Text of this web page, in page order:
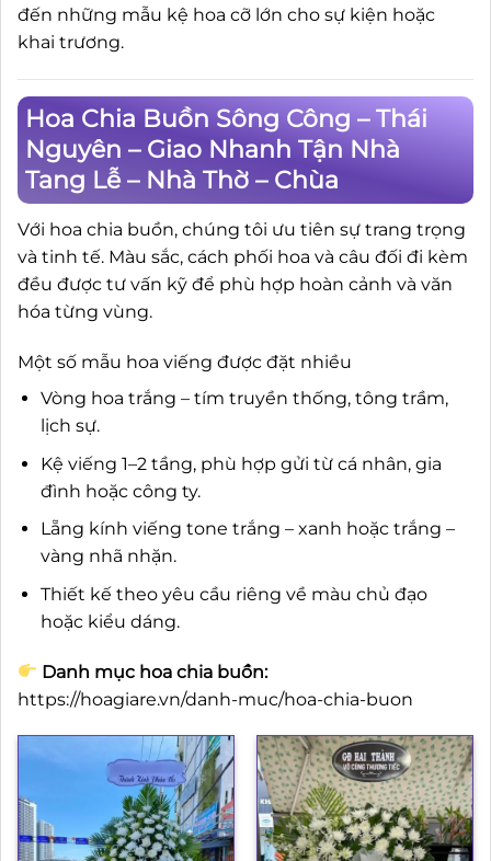
đến những mẫu kệ hoa cỡ lớn cho sự kiện hoặc
khai trương.
Hoa Chia Buồn Sông Công – Thái
Nguyên – Giao Nhanh Tận Nhà
Tang Lễ – Nhà Thờ – Chùa
Với hoa chia buồn, chúng tôi ưu tiên sự trang trọng
và tinh tế. Màu sắc, cách phối hoa và câu đối đi kèm
đều được tư vấn kỹ để phù hợp hoàn cảnh và văn
hóa từng vùng.
Một số mẫu hoa viếng được đặt nhiều
Vòng hoa trắng – tím truyền thống, tông trầm,
lịch sự.
Kệ viếng 1–2 tầng, phù hợp gửi từ cá nhân, gia
đình hoặc công ty.
Lẵng kính viếng tone trắng – xanh hoặc trắng –
vàng nhã nhặn.
Thiết kế theo yêu cầu riêng về màu chủ đạo
hoặc kiểu dáng.
Danh mục hoa chia buồn:
https://hoagiare.vn/danh-muc/hoa-chia-buon